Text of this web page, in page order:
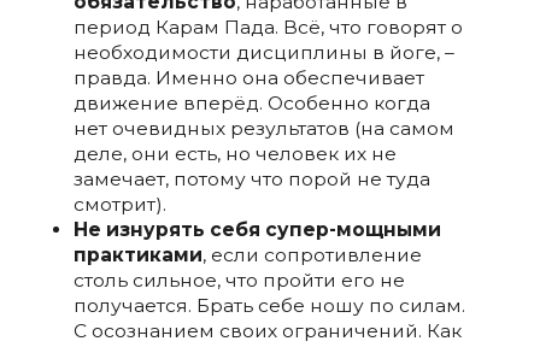
период Карам Пада. Всё, что говорят о
необходимости дисциплины в йоге, –
правда. Именно она обеспечивает
движение вперёд. Особенно когда
нет очевидных результатов (на самом
деле, они есть, но человек их не
замечает, потому что порой не туда
смотрит).
Не изнурять себя супер-мощными
практиками, если сопротивление
столь сильное, что пройти его не
получается. Брать себе ношу по силам.
С осознанием своих ограничений. Как